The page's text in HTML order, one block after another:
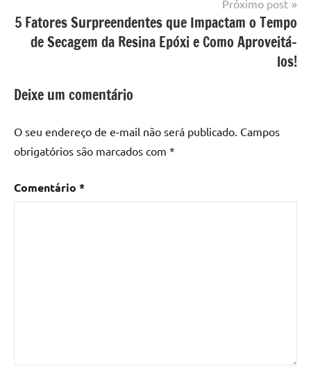
Mesa
mesa
de
Mesa
de
com
resina,
Mesa
Próximo post
5 Fatores Surpreendentes que Impactam o Tempo
de Secagem da Resina Epóxi e Como Aproveitá-
los!
Deixe um comentário
O seu endereço de e-mail não será publicado. Campos
obrigatórios são marcados com *
Comentário *